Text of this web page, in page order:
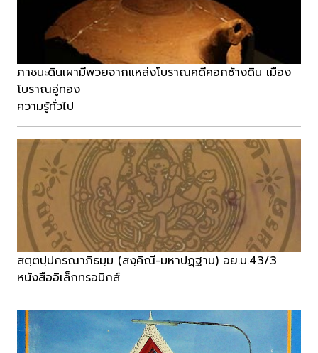
ภาชนะดินเผามีพวยจากแหล่งโบราณคดีคอกช้างดิน เมือง
โบราณอู่ทอง
ความรู้ทั่วไป
สตฺตปฺปกรณาภิธมฺม (สงฺคิณี-มหาปฏฺฐาน) อย.บ.43/3
หนังสืออิเล็กทรอนิกส์